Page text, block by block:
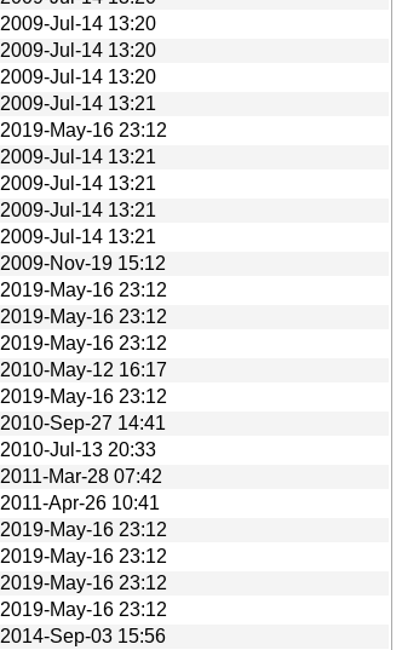
2009-Jul-14 13:20
2009-Jul-14 13:20
2009-Jul-14 13:20
2009-Jul-14 13:21
2019-May-16 23:12
2009-Jul-14 13:21
2009-Jul-14 13:21
2009-Jul-14 13:21
2009-Jul-14 13:21
2009-Nov-19 15:12
2019-May-16 23:12
2019-May-16 23:12
2019-May-16 23:12
2010-May-12 16:17
2019-May-16 23:12
2010-Sep-27 14:41
2010-Jul-13 20:33
2011-Mar-28 07:42
2011-Apr-26 10:41
2019-May-16 23:12
2019-May-16 23:12
2019-May-16 23:12
2019-May-16 23:12
2014-Sep-03 15:56